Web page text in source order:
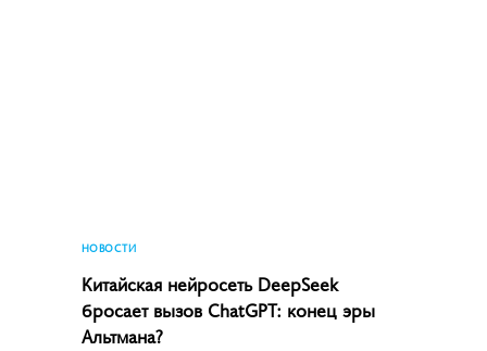
НОВОСТИ
Китайская нейросеть DeepSeek
бросает вызов ChatGPT: конец эры
Альтмана?